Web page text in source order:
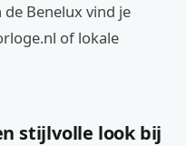
Benelux vind je
of lokale
stijlvolle look bij